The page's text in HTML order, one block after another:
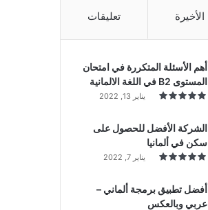
الأخيرة تعليقات
أهم الأسئلة المتكررة في امتحان
المستوى B2 في اللغة الالمانية
يناير 13, 2022
الشركة الأفضل للحصول على
سكن في ألمانيا
يناير 7, 2022
أفضل تطبيق برمجة ألماني –
عربي وبالعكس